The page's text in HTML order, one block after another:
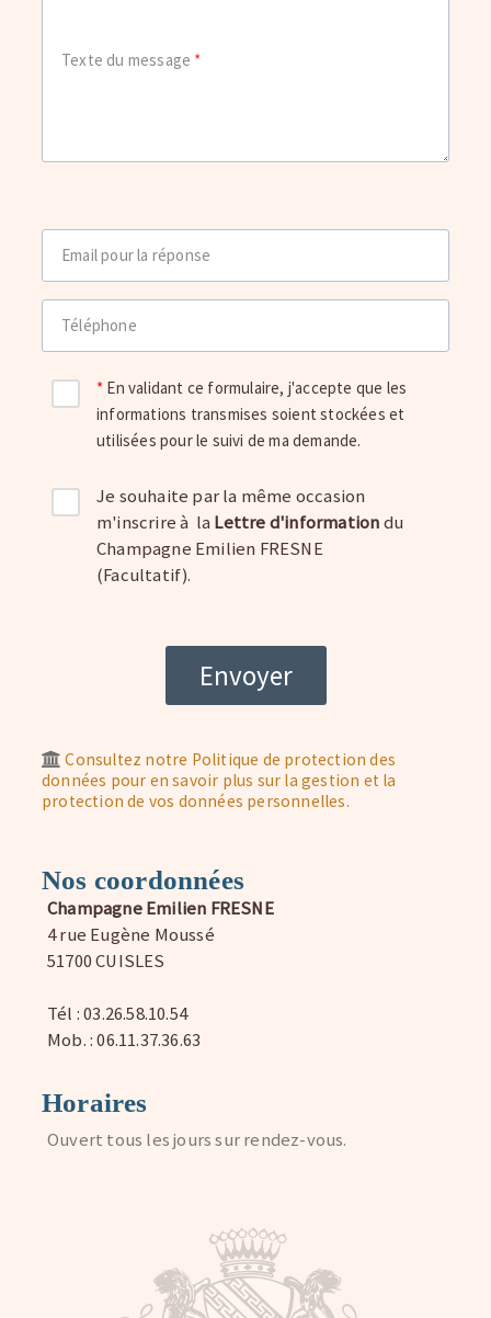
Texte du message
Email pour la réponse
Téléphone
En validant ce formulaire, j'accepte que les
informations transmises soient stockées et
utilisées pour le suivi de ma demande.
Je souhaite par la même occasion
m'inscrire à la Lettre d'informationdu
Champagne Emilien FRESNE
(Facultatif).
Consultez notre Politique de protection des
données pour en savoir plus sur la gestion et la
protection de vos données personnelles.
Nos coordonnées
Champagne Emilien FRESNE
4 rue Eugène Moussé
51700 CUISLES
Tél : 03.26.58.10.54
Mob. : 06.11.37.36.63
Horaires
Ouvert tous les jours sur rendez-vous.